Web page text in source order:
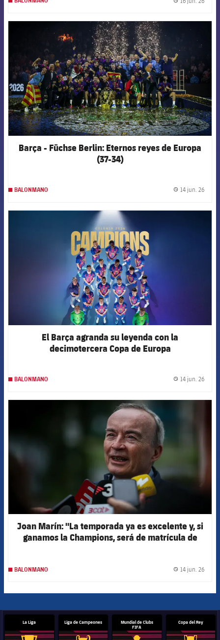
FCB Barcelona badge
Barça - Füchse Berlin: Eternos reyes de Europa
(37-34)
BALONMANO 14 jun. 26
FCB Barcelona badge
El Barça agranda su leyenda con la
decimotercera Copa de Europa
BALONMANO 14 jun. 26
FCB Barcelona badge
Joan Marín: "La temporada ya es excelente y, si
ganamos la Champions, será de matrícula de
BALONMANO 14 jun. 26
La Liga Liga de Campeones
Mundial de Clubs
FIFA
Copa del Rey